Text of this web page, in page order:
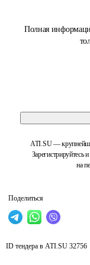
Полная
ATI.SU —
Зарегистрируйтесь
на
Поделиться
ID тендера в ATI.SU 32756